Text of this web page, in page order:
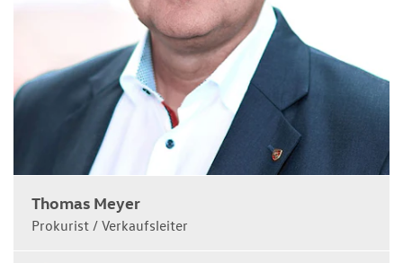
Thomas Meyer
Prokurist / Verkaufsleiter